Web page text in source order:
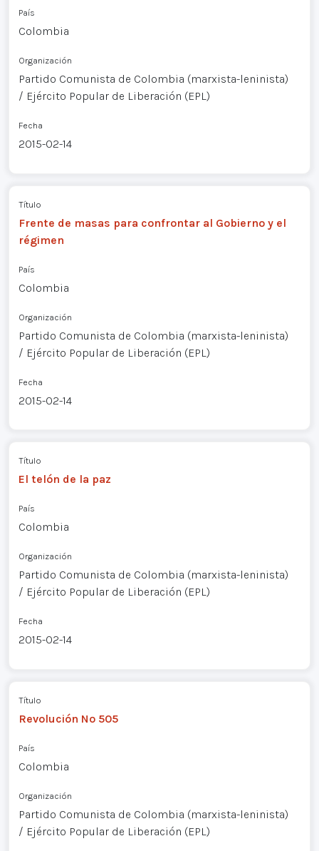
País
Colombia
Organización
Partido Comunista de Colombia (marxista-leninista)
/ Ejército Popular de Liberación (EPL)
Fecha
2015-02-14
Título
Frente de masas para confrontar al Gobierno y el
régimen
País
Colombia
Organización
Partido Comunista de Colombia (marxista-leninista)
/ Ejército Popular de Liberación (EPL)
Fecha
2015-02-14
Título
El telón de la paz
País
Colombia
Organización
Partido Comunista de Colombia (marxista-leninista)
/ Ejército Popular de Liberación (EPL)
Fecha
2015-02-14
Título
Revolución Nº 505
País
Colombia
Organización
Partido Comunista de Colombia (marxista-leninista)
/ Ejército Popular de Liberación (EPL)